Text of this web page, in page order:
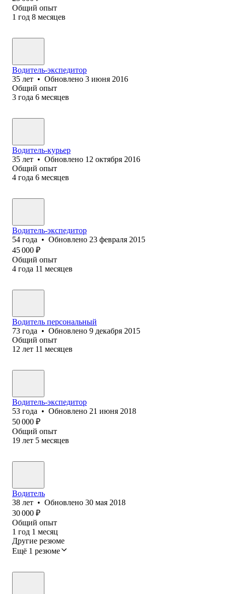
Общий опыт
1 год 8 месяцев
Водитель-экспедитор
35 лет • Обновлено 3 июня 2016
Общий опыт
3 года 6 месяцев
Водитель-курьер
35 лет • Обновлено 12 октября 2016
Общий опыт
4 года 6 месяцев
Водитель-экспедитор
54 года • Обновлено 23 февраля 2015
45 000 ₽
Общий опыт
4 года 11 месяцев
Водитель персональный
73 года • Обновлено 9 декабря 2015
Общий опыт
12 лет 11 месяцев
Водитель-экспедитор
53 года • Обновлено 21 июня 2018
50 000 ₽
Общий опыт
19 лет 5 месяцев
Водитель
38 лет • Обновлено 30 мая 2018
30 000 ₽
Общий опыт
1 год 1 месяц
Другие резюме
Ещё 1 резюме